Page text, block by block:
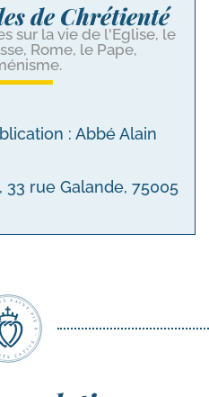
de Chrétienté
sur la vie de l'Eglise, le
Rome, le Pape,
: Abbé Alain
33 rue Galande, 75005